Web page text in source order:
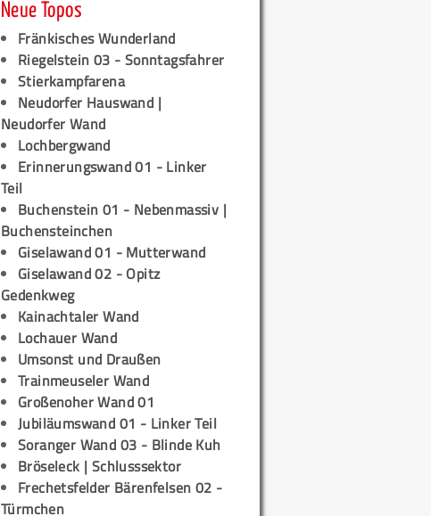
Neue Topos
Fränkisches Wunderland
Riegelstein 03 - Sonntagsfahrer
Stierkampfarena
Neudorfer Hauswand |
Neudorfer Wand
Lochbergwand
Erinnerungswand 01 - Linker
Teil
Buchenstein 01 - Nebenmassiv |
Buchensteinchen
Giselawand 01 - Mutterwand
Giselawand 02 - Opitz
Gedenkweg
Kainachtaler Wand
Lochauer Wand
Umsonst und Draußen
Trainmeuseler Wand
Großenoher Wand 01
Jubiläumswand 01 - Linker Teil
Soranger Wand 03 - Blinde Kuh
Bröseleck | Schlusssektor
Frechetsfelder Bärenfelsen 02 -
Türmchen